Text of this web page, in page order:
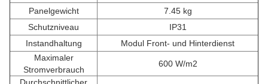
Panelgewicht
7.45 kg
Schutzniveau
IP31
Instandhaltung
Modul Front- und Hinterdienst
Maximaler
Stromverbrauch
600 W/m2
Durchschnittlicher